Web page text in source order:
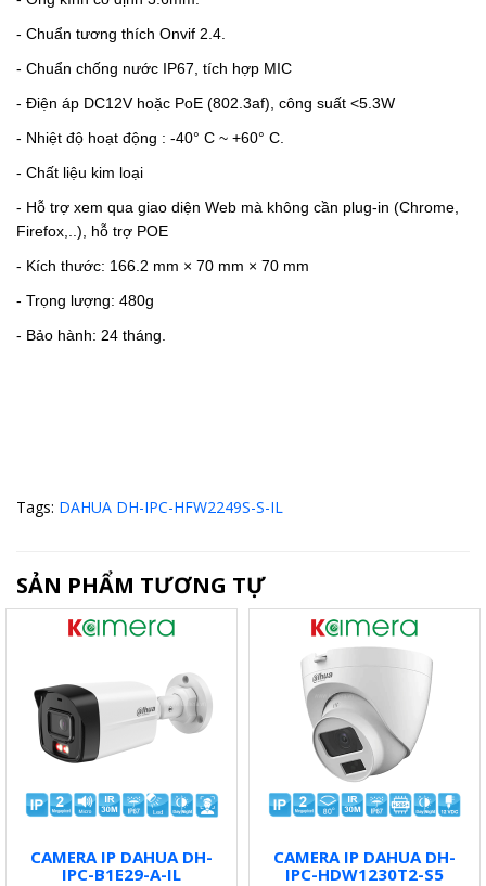
- Chuẩn tương thích Onvif 2.4.
- Chuẩn chống nước IP67, tích hợp MIC
- Điện áp DC12V hoặc PoE (802.3af), công suất <5.3W
- Nhiệt độ hoạt động : -40° C ~ +60° C.
- Chất liệu kim loại
- Hỗ trợ xem qua giao diện Web mà không cần plug-in (Chrome,
Firefox,..), hỗ trợ POE
- Kích thước: 166.2 mm × 70 mm × 70 mm
- Trọng lượng: 480g
- Bảo hành: 24 tháng.
Tags: DAHUA DH-IPC-HFW2249S-S-IL
SẢN PHẨM TƯƠNG TỰ
CAMERA IP DAHUA DH-
IPC-B1E29-A-IL
CAMERA IP DAHUA DH-
IPC-HDW1230T2-S5